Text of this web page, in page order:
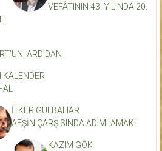
VEFÂTININ 43. YILINDA 20.
ARDIDAN
KALENDER
İLKER GÜLBAHAR
AFŞİN ÇARŞISINDA ADIMLAMAK!
KAZIM GÖK